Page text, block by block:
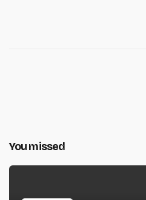
You missed